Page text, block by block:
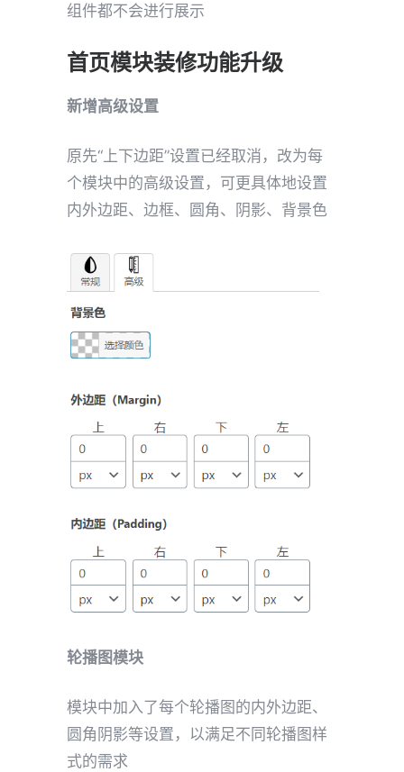
组件都不会进行展示
首页模块装修功能升级
新增高级设置
原先“上下边距”设置已经取消，改为每
个模块中的高级设置，可更具体地设置
内外边距、边框、圆角、阴影、背景色
轮播图模块
模块中加入了每个轮播图的内外边距、
圆角阴影等设置，以满足不同轮播图样
式的需求